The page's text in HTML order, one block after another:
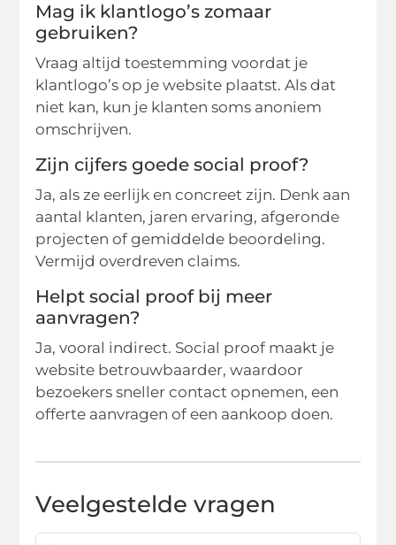
Mag ik klantlogo’s zomaar
gebruiken?
Vraag altijd toestemming voordat je
klantlogo’s op je website plaatst. Als dat
niet kan, kun je klanten soms anoniem
omschrijven.
Zijn cijfers goede social proof?
Ja, als ze eerlijk en concreet zijn. Denk aan
aantal klanten, jaren ervaring, afgeronde
projecten of gemiddelde beoordeling.
Vermijd overdreven claims.
Helpt social proof bij meer
aanvragen?
Ja, vooral indirect. Social proof maakt je
website betrouwbaarder, waardoor
bezoekers sneller contact opnemen, een
offerte aanvragen of een aankoop doen.
Veelgestelde vragen